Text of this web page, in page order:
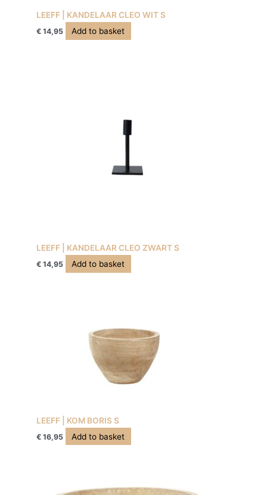
LEEFF | KANDELAAR CLEO WIT S
€ 14,95 Add to basket
LEEFF | KANDELAAR CLEO ZWART S
€ 14,95 Add to basket
LEEFF | KOM BORIS S
€ 16,95 Add to basket